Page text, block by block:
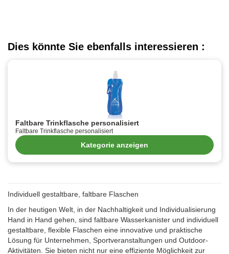
Dies könnte Sie ebenfalls interessieren :
Faltbare Trinkflasche personalisiert
Faltbare Trinkflasche personalisiert
Kategorie anzeigen
Individuell gestaltbare, faltbare Flaschen
In der heutigen Welt, in der Nachhaltigkeit und Individualisierung
Hand in Hand gehen, sind faltbare Wasserkanister und individuell
gestaltbare, flexible Flaschen eine innovative und praktische
Lösung für Unternehmen, Sportveranstaltungen und Outdoor-
Aktivitäten. Sie bieten nicht nur eine effiziente Möglichkeit zur